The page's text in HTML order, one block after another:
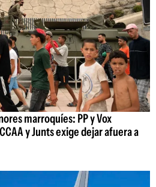
marroquíes: PP y Vox
y Junts exige dejar afuera a